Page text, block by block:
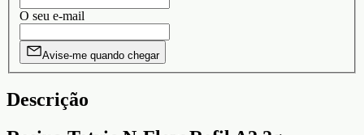
O seu e-mail
Avise-me quando chegar
Descrição